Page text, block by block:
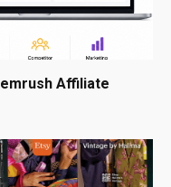
Affiliate